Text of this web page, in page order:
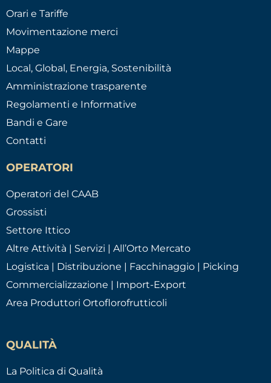
Orari e Tariffe
Movimentazione merci
Mappe
Local, Global, Energia, Sostenibilità
Amministrazione trasparente
Regolamenti e Informative
Bandi e Gare
Contatti
OPERATORI
Operatori del CAAB
Grossisti
Settore Ittico
Altre Attività | Servizi | All’Orto Mercato
Logistica | Distribuzione | Facchinaggio | Picking
Commercializzazione | Import-Export
Area Produttori Ortoflorofrutticoli
QUALITÀ
La Politica di Qualità